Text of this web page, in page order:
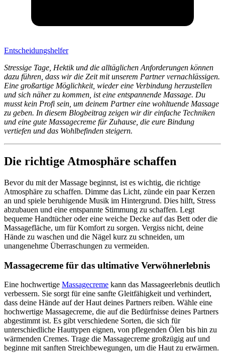
Entscheidungshelfer
Stressige Tage, Hektik und die alltäglichen Anforderungen können
dazu führen, dass wir die Zeit mit unserem Partner vernachlässigen.
Eine großartige Möglichkeit, wieder eine Verbindung herzustellen
und sich näher zu kommen, ist eine entspannende Massage. Du
musst kein Profi sein, um deinem Partner eine wohltuende Massage
zu geben. In diesem Blogbeitrag zeigen wir dir einfache Techniken
und eine gute Massagecreme für Zuhause, die eure Bindung
vertiefen und das Wohlbefinden steigern.
Die richtige Atmosphäre schaffen
Bevor du mit der Massage beginnst, ist es wichtig, die richtige
Atmosphäre zu schaffen. Dimme das Licht, zünde ein paar Kerzen
an und spiele beruhigende Musik im Hintergrund. Dies hilft, Stress
abzubauen und eine entspannte Stimmung zu schaffen. Legt
bequeme Handtücher oder eine weiche Decke auf das Bett oder die
Massagefläche, um für Komfort zu sorgen. Vergiss nicht, deine
Hände zu waschen und die Nägel kurz zu schneiden, um
unangenehme Überraschungen zu vermeiden.
Massagecreme für das ultimative Verwöhnerlebnis
Eine hochwertige Massagecreme kann das Massageerlebnis deutlich
verbessern. Sie sorgt für eine sanfte Gleitfähigkeit und verhindert,
dass deine Hände auf der Haut deines Partners reiben. Wähle eine
hochwertige Massagecreme, die auf die Bedürfnisse deines Partners
abgestimmt ist. Es gibt verschiedene Sorten, die sich für
unterschiedliche Hauttypen eignen, von pflegenden Ölen bis hin zu
wärmenden Cremes. Trage die Massagecreme großzügig auf und
beginne mit sanften Streichbewegungen, um die Haut zu erwärmen.